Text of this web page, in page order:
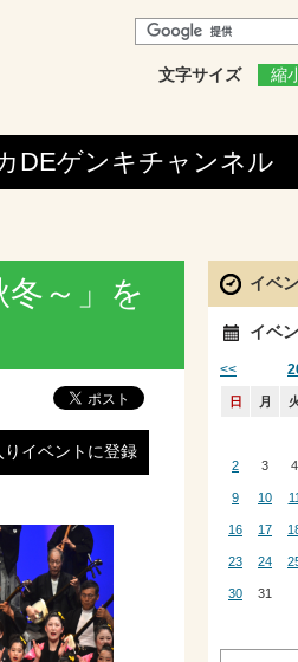
文字サイズ 縮
DEゲンキチャンネル
～」を
りイベントに登録
イベ
イベ
<<
日 月
2 3 4
9 10
16 17
23 24
30 31